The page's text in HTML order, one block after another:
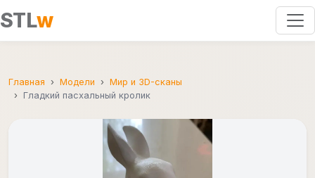
STLw
Главная Модели
Мир и 3D-сканы
Гладкий пасхальный кролик